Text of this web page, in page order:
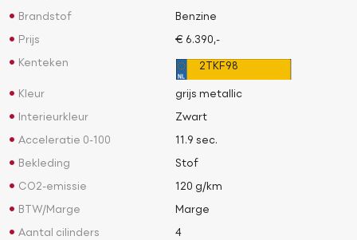
Brandstof Benzine
Prijs € 6.390,-
Kenteken 2TKF98
Kleur grijs metallic
Interieurkleur Zwart
Acceleratie 0-100 11.9 sec.
Bekleding Stof
CO2-emissie 120 g/km
BTW/Marge Marge
Aantal cilinders 4